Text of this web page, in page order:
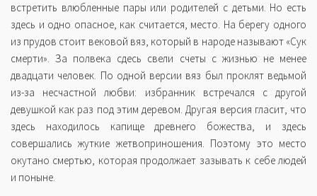
встретить влюбленные пары или родителей с детьми. Но есть
здесь и одно опасное, как считается, место. На берегу одного
из прудов стоит вековой вяз, который в народе называют «Сук
смерти». За полвека сдесь свели счеты с жизнью не менее
двадцати человек. По одной версии вяз был проклят ведьмой
из-за несчастной любви: избранник встречался с другой
девушкой как раз под этим деревом. Другая версия гласит, что
здесь находилось капище древнего божества, и здесь
совершались жуткие жетвоприношения. Поэтому это место
окутано смертью, которая продолжает зазывать к себе людей
и поныне.